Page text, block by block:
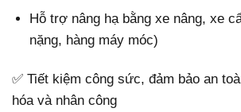
Hỗ trợ nâng hạ bằng xe nâng, xe
nặng, hàng máy móc)
✅ Tiết kiệm công sức, đảm bảo an
hóa và nhân công